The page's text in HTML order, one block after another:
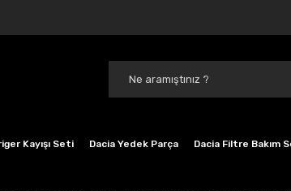
Kayışı Seti Dacia Yedek Parça Dacia Filtre Bakım